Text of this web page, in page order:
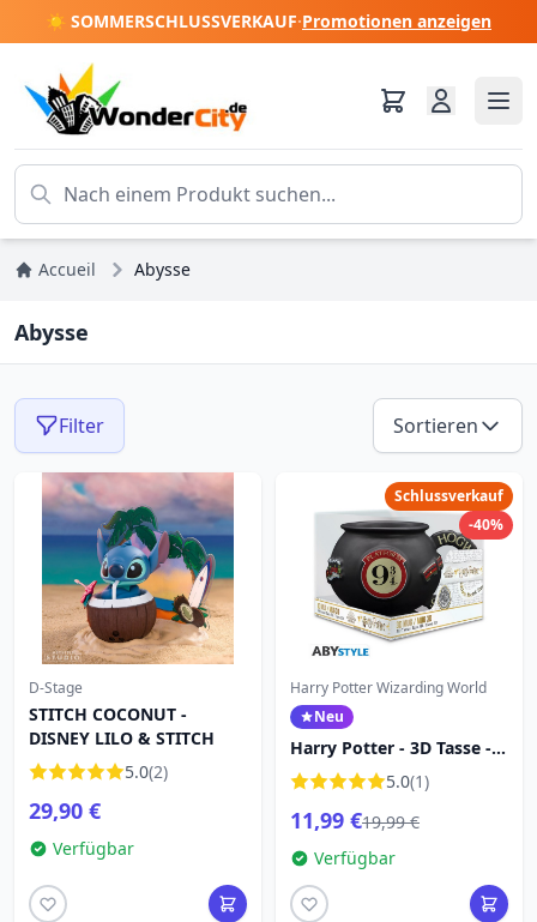
☀️ SOMMERSCHLUSSVERKAUF·Promotionen anzeigen
Accueil Abysse
Abysse
Filter Sortieren
D-Stage
STITCH COCONUT -
DISNEY LILO & STITCH
5.0(2)
29,90 €
Verfügbar
Schlussverkauf
-40%
Harry Potter Wizarding World
Neu
Harry Potter - 3D Tasse -
Gleis 9 3/4 5.0(1)
11,99 €19,99 €
Verfügbar